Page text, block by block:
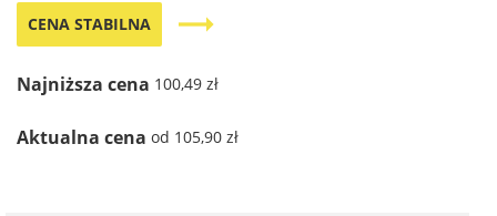
CENA STABILNA trending_flat
Najniższa cena 100,49 zł
Aktualna cena od 105,90 zł